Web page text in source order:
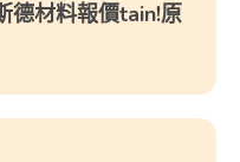
德材料報價tain!原